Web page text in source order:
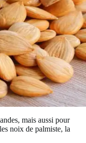
mais aussi pour
noix de palmiste, la